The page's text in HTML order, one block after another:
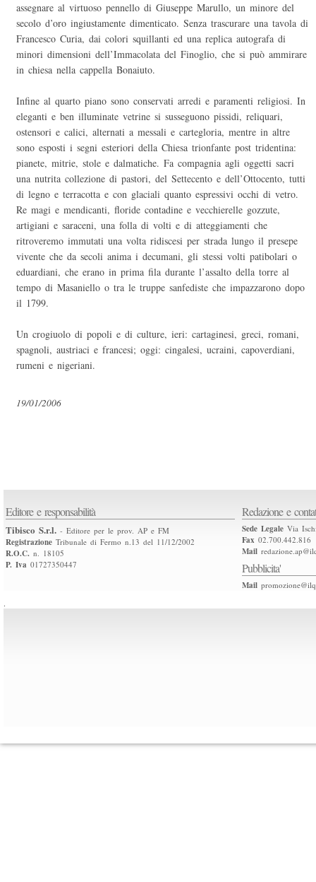
assegnare al virtuoso pennello di Giuseppe Marullo, un minore del
secolo d’oro ingiustamente dimenticato. Senza trascurare una tavola di
Francesco Curia, dai colori squillanti ed una replica autografa di
minori dimensioni dell’Immacolata del Finoglio, che si può ammirare
in chiesa nella cappella Bonaiuto.
Infine al quarto piano sono conservati arredi e paramenti religiosi. In
eleganti e ben illuminate vetrine si susseguono pissidi, reliquari,
ostensori e calici, alternati a messali e cartegloria, mentre in altre
sono esposti i segni esteriori della Chiesa trionfante post tridentina:
pianete, mitrie, stole e dalmatiche. Fa compagnia agli oggetti sacri
una nutrita collezione di pastori, del Settecento e dell’Ottocento, tutti
di legno e terracotta e con glaciali quanto espressivi occhi di vetro.
Re magi e mendicanti, floride contadine e vecchierelle gozzute,
artigiani e saraceni, una folla di volti e di atteggiamenti che
ritroveremo immutati una volta ridiscesi per strada lungo il presepe
vivente che da secoli anima i decumani, gli stessi volti patibolari o
eduardiani, che erano in prima fila durante l’assalto della torre al
tempo di Masaniello o tra le truppe sanfediste che impazzarono dopo
il 1799.
Un crogiuolo di popoli e di culture, ieri: cartaginesi, greci, romani,
spagnoli, austriaci e francesi; oggi: cingalesi, ucraini, capoverdiani,
rumeni e nigeriani.
19/01/2006
Editore e responsabilità
Tibisco S.r.l. - Editore per le prov. AP e FM
Registrazione Tribunale di Fermo n.13 del 11/12/2002
R.O.C. n. 18105
P. Iva 01727350447
Redazione e
Sede Legale Via
Fax 02.700.442.816
Mail
Pubblicita'
Mail
.